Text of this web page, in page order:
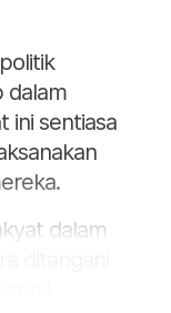
dalam
ini sentiasa
dalam